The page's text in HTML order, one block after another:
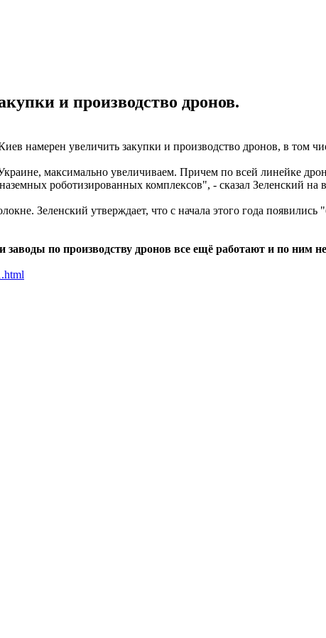
и производство дронов.
намерен увеличить закупки и производство дронов, в том
максимально увеличиваем. Причем по всей линейке
роботизированных комплексов", - сказал Зеленский на
Зеленский утверждает, что с начала этого года
заводы по производству дронов все ещё работают и по ним